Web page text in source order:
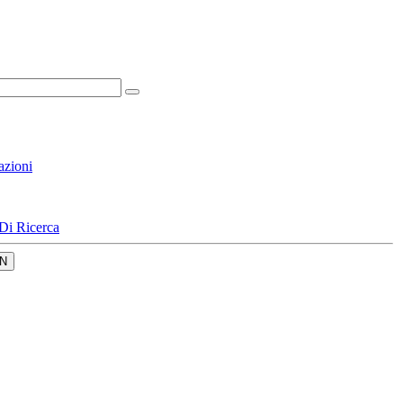
Ricerca